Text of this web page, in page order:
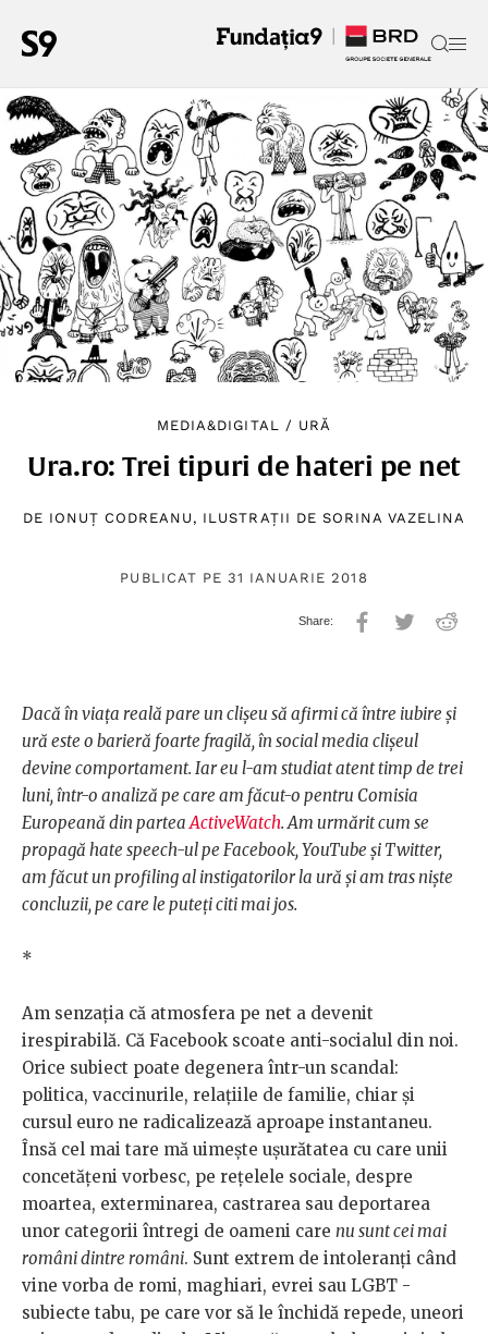
MEDIA&DIGITAL / URĂ
Ura.ro: Trei tipuri de hateri pe net
DE IONUŢ CODREANU , ILUSTRAȚII DE SORINA VAZELINA
PUBLICAT PE 31 IANUARIE 2018
Dacă în viața reală pare un clișeu să afirmi că între iubire și
ură este o barieră foarte fragilă, în social media clișeul
devine comportament. Iar eu l-am studiat atent timp de trei
luni, într-o analiză pe care am făcut-o pentru Comisia
Europeană din parteaActiveWatch. Am urmărit cum se
propagă hate speech-ul pe Facebook, YouTube și Twitter,
am făcut un profiling al instigatorilor la ură și am tras niște
concluzii, pe care le puteți citi mai jos.
*
Am senzația că atmosfera pe net a devenit
irespirabilă. Că Facebook scoate anti-socialul din noi.
Orice subiect poate degenera într-un scandal:
politica, vaccinurile, relațiile de familie, chiar și
cursul euro ne radicalizează aproape instantaneu.
Însă cel mai tare mă uimește ușurătatea cu care unii
concetățeni vorbesc, pe rețelele sociale, despre
moartea, exterminarea, castrarea sau deportarea
unor categorii întregi de oameni care nu sunt cei mai
români dintre români. Sunt extrem de intoleranți când
vine vorba de romi, maghiari, evrei sau LGBT -
subiecte tabu, pe care vor să le închidă repede, uneori